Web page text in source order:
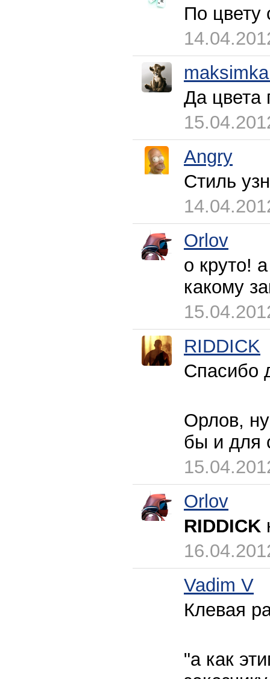
По цвету
Да цвета
Angry
Стиль
Orlov
о круто!
какому
RIDDICK
Спасибо
Орлов,
бы и для
Orlov
RIDDICK
Vadim V
Клевая
"а как